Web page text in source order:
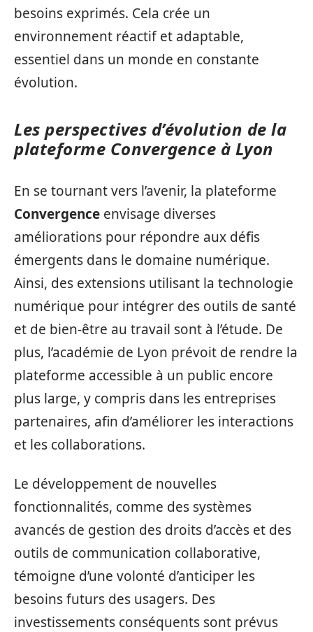
besoins exprimés. Cela crée un
environnement réactif et adaptable,
essentiel dans un monde en constante
évolution.
Les perspectives d’évolution de la
plateforme Convergence à Lyon
En se tournant vers l’avenir, la plateforme
Convergence envisage diverses
améliorations pour répondre aux défis
émergents dans le domaine numérique.
Ainsi, des extensions utilisant la technologie
numérique pour intégrer des outils de santé
et de bien-être au travail sont à l’étude. De
plus, l’académie de Lyon prévoit de rendre la
plateforme accessible à un public encore
plus large, y compris dans les entreprises
partenaires, afin d’améliorer les interactions
et les collaborations.
Le développement de nouvelles
fonctionnalités, comme des systèmes
avancés de gestion des droits d’accès et des
outils de communication collaborative,
témoigne d’une volonté d’anticiper les
besoins futurs des usagers. Des
investissements conséquents sont prévus